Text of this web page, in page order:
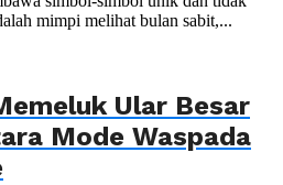
mimpi melihat bulan sabit,...
Ular Besar
Mode Waspada